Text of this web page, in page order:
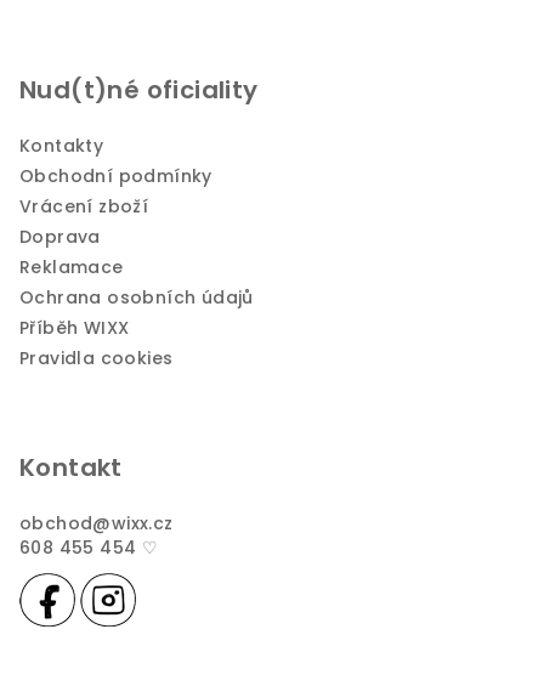
Nud(t)né oficiality
Kontakty
Obchodní podmínky
Vrácení zboží
Doprava
Reklamace
Ochrana osobních údajů
Příběh WIXX
Pravidla cookies
Kontakt
obchod@wixx.cz
608 455 454 ♡